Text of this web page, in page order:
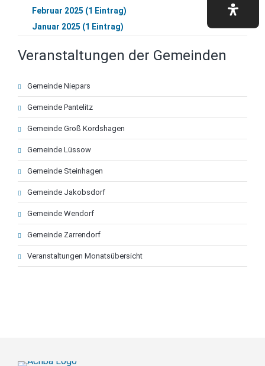
Februar 2025 (1 Eintrag)
Januar 2025 (1 Eintrag)
Veranstaltungen der Gemeinden
Navigation
überspringen
Gemeinde Niepars
Gemeinde Pantelitz
Gemeinde Groß Kordshagen
Gemeinde Lüssow
Gemeinde Steinhagen
Gemeinde Jakobsdorf
Gemeinde Wendorf
Gemeinde Zarrendorf
Veranstaltungen Monatsübersicht